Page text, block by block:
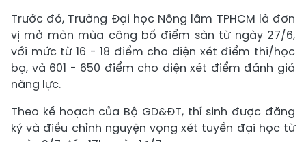
Trước đó, Trường Đại học Nông lâm TPHCM là đơn
vị mở màn mùa công bố điểm sàn từ ngày 27/6,
với mức từ 16 - 18 điểm cho diện xét điểm thi/học
bạ, và 601 - 650 điểm cho diện xét điểm đánh giá
năng lực.
Theo kế hoạch của Bộ GD&ĐT, thí sinh được đăng
ký và điều chỉnh nguyện vọng xét tuyển đại học từ